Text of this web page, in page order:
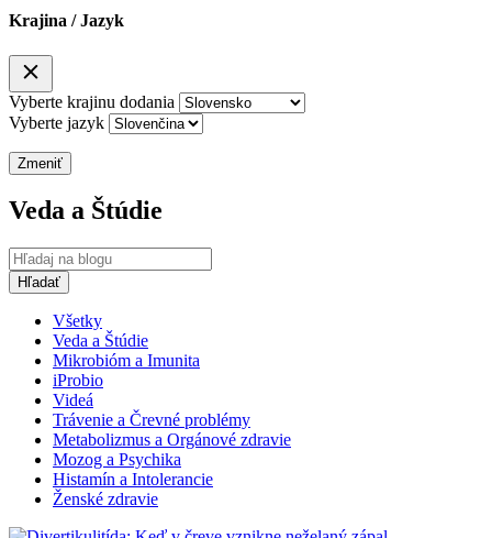
Krajina / Jazyk
Vyberte krajinu dodania
Vyberte jazyk
Zmeniť
Veda a Štúdie
Všetky
Veda a Štúdie
Mikrobióm a Imunita
iProbio
Videá
Trávenie a Črevné problémy
Metabolizmus a Orgánové zdravie
Mozog a Psychika
Histamín a Intolerancie
Ženské zdravie